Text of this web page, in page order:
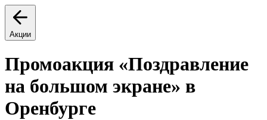
Акции
Промоакция «Поздравление
на большом экране» в
Оренбурге